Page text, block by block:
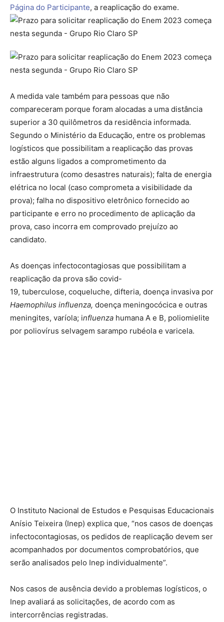
Página do Participante, a reaplicação do exame.
A medida vale também para pessoas que não
compareceram porque foram alocadas a uma distância
superior a 30 quilômetros da residência informada.
Segundo o Ministério da Educação, entre os problemas
logísticos que possibilitam a reaplicação das provas
estão alguns ligados a comprometimento da
infraestrutura (como desastres naturais); falta de energia
elétrica no local (caso comprometa a visibilidade da
prova); falha no dispositivo eletrônico fornecido ao
participante e erro no procedimento de aplicação da
prova, caso incorra em comprovado prejuízo ao
candidato.
As doenças infectocontagiosas que possibilitam a
reaplicação da prova são covid-
19, tuberculose, coqueluche, difteria, doença invasiva por
Haemophilus influenza, doença meningocócica e outras
meningites, varíola; influenza humana A e B, poliomielite
por poliovírus selvagem sarampo rubéola e varicela.
O Instituto Nacional de Estudos e Pesquisas Educacionais
Anísio Teixeira (Inep) explica que, “nos casos de doenças
infectocontagiosas, os pedidos de reaplicação devem ser
acompanhados por documentos comprobatórios, que
serão analisados pelo Inep individualmente”.
Nos casos de ausência devido a problemas logísticos, o
Inep avaliará as solicitações, de acordo com as
intercorrências registradas.